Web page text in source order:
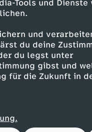
Tools und Dienste
und
du deine
du legst unter
gibst und
für die Zukunft in